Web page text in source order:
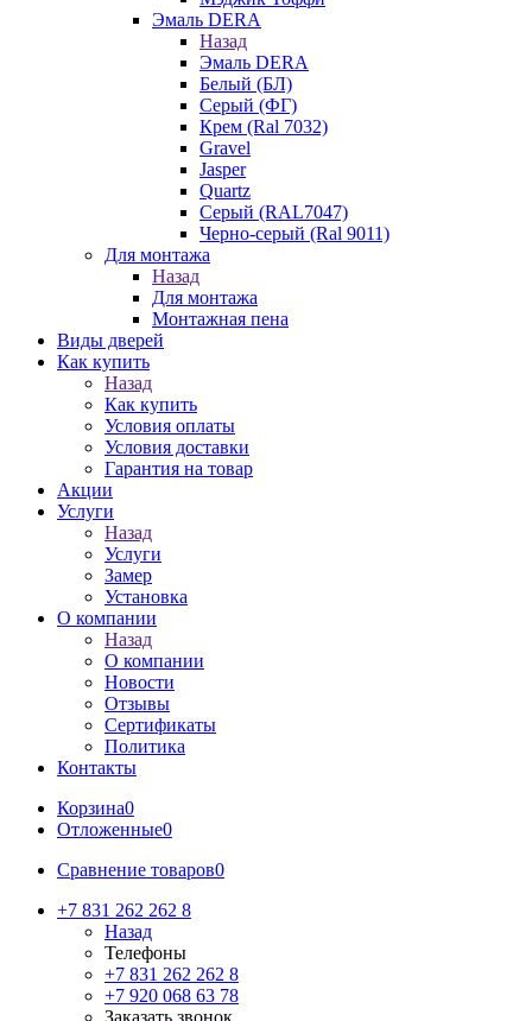
Эмаль DERA
Назад
Эмаль DERA
Белый (БЛ)
Серый (ФГ)
Крем (Ral 7032)
Gravel
Jasper
Quartz
Серый (RAL7047)
Черно-серый (Ral 9011)
Для монтажа
Назад
Для монтажа
Монтажная пена
Виды дверей
Как купить
Назад
Как купить
Условия оплаты
Условия доставки
Гарантия на товар
Акции
Услуги
Назад
Услуги
Замер
Установка
О компании
Назад
О компании
Новости
Отзывы
Сертификаты
Политика
Контакты
Корзина0
Отложенные0
Сравнение товаров0
+7 831 262 262 8
Назад
Телефоны
+7 831 262 262 8
+7 920 068 63 78
Заказать звонок